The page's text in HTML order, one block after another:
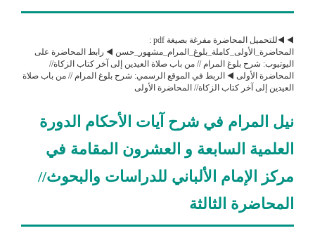
◀️ ◀️للتحميل المحاضرة مفرغة بصيغة pdf :
المحاضرة_الأولى_كاملة_بلوغ_المرام_مشهور_حسن ◀️ رابط المحاضرة على
اليوتيوب: شرح بلوغ المرام // من باب صلاة العيدين إلى آخر كتاب الزكاة//
المحاضرة الأولى ◀️ الربط في الموقع الرسمي: شرح بلوغ المرام // من باب صلاة
العيدين إلى آخر كتاب الزكاة// المحاضرة الأولى
نيل المرام في شرح آيات الأحكام الدورة
العلمية السابعة و العشرون المقامة في
مركز الإمام الألباني للدراسات والبحوث//
المحاضرة الثالثة